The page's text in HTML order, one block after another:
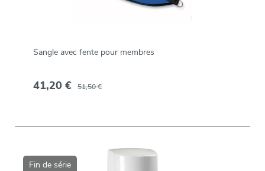
Sangle avec fente pour membres
41,20 € 51,50 €
Fin de série